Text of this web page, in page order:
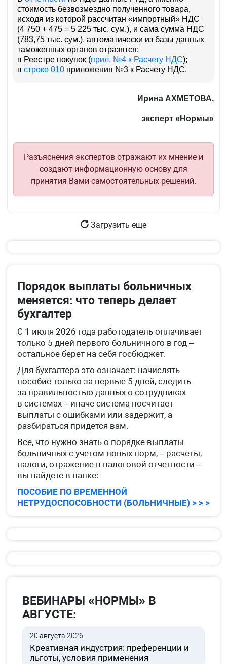
стоимость безвозмездно полученного товара,
исходя из которой рассчитан «импортный» НДС
(4 750 + 475 = 5 225 тыс. сум.), и сама сумма НДС
(783,75 тыс. сум.), автоматически из базы данных
таможенных органов отразятся:
в Реестре покупок (прил. №4 к Расчету НДС);
в строке 010 приложения №3 к Расчету НДС.
Ирина АХМЕТОВА,
эксперт «Нормы»
Разъяснения экспертов отражают их мнение и
создают информационную основу для
принятия Вами самостоятельных решений.
Загрузить еще
Порядок выплаты больничных
меняется: что теперь делает
бухгалтер
С 1 июля 2026 года работодатель оплачивает
только 5 дней первого больничного в год –
остальное берет на себя госбюджет.
Для бухгалтера это означает: начислять
пособие только за первые 5 дней, следить
за правильностью данных о сотрудниках
в системах – иначе система посчитает
выплаты с ошибками или задержит, а
разбираться придется вам.
Все, что нужно знать о порядке выплаты
больничных с учетом новых норм, – расчеты,
налоги, отражение в налоговой отчетности –
вы найдете в папке:
ПОСОБИЕ ПО ВРЕМЕННОЙ
НЕТРУДОСПОСОБНОСТИ (БОЛЬНИЧНЫЕ) > > >
ВЕБИНАРЫ «НОРМЫ» В
АВГУСТЕ:
20 августа 2026
Креативная индустрия: преференции и
льготы, условия применения